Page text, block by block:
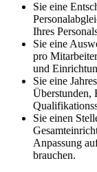
Sie eine
Ihres
Sie eine
pro
und
Sie eine
Überstunden,
Sie einen
Anpassung
brauchen.